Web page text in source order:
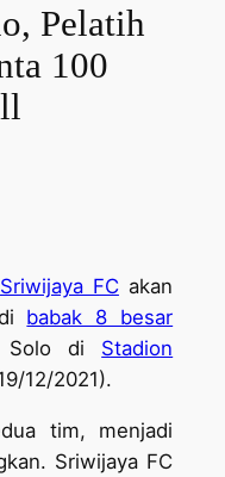
Pelatih
100
Sriwijaya FCakan
babak 8 besar
Solo di Stadion
12/2021).
tim, menjadi
Sriwijaya FC